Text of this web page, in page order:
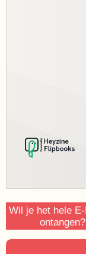
Wil je het hele